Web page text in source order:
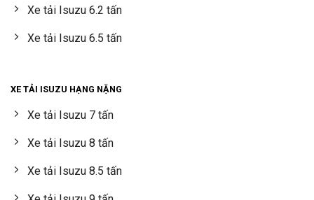
Xe tải Isuzu 6.2 tấn
Xe tải Isuzu 6.5 tấn
XE TẢI ISUZU HẠNG NẶNG
Xe tải Isuzu 7 tấn
Xe tải Isuzu 8 tấn
Xe tải Isuzu 8.5 tấn